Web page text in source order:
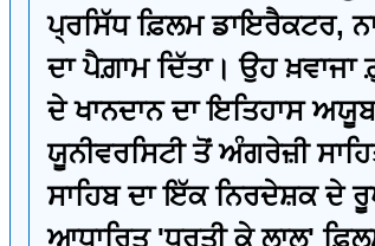
ਪ੍ਰਸਿੱਧ ਫ਼ਿਲਮ ਡਾਇਰੈਕਟਰ,
ਦਾ ਪੈਗ਼ਾਮ ਦਿੱਤਾ। ਉਹ
ਦੇ ਖਾਨਦਾਨ ਦਾ ਇਤਿਹਾਸ
ਯੂਨੀਵਰਸਿਟੀ ਤੋਂ ਅੰਗਰੇਜ਼ੀ
ਸਾਹਿਬ ਦਾ ਇੱਕ ਨਿਰਦੇਸ਼ਕ ਦੇ
ਆਧਾਰਿਤ 'ਧਰਤੀ ਕੇ ਲਾਲ'